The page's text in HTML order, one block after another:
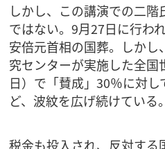
しかし、この講演での二
ではない。9月27日に行わ
安倍元首相の国葬。しか
究センターが実施した全国
日）で「賛成」30％に対
ど、波紋を広げ続けている。
税金も投入され、反対する